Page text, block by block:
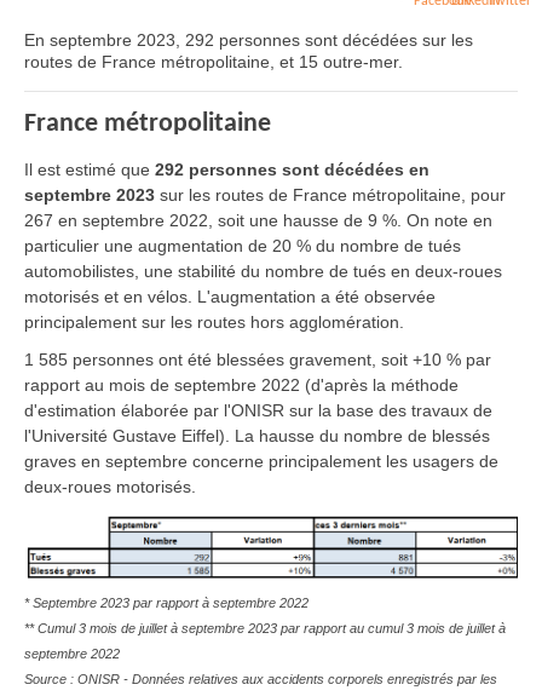
En septembre 2023, 292 personnes sont décédées sur les
routes de France métropolitaine, et 15 outre-mer.
France métropolitaine
Il est estimé que 292 personnes sont décédées en
septembre 2023 sur les routes de France métropolitaine, pour
267 en septembre 2022, soit une hausse de 9 %. On note en
particulier une augmentation de 20 % du nombre de tués
automobilistes, une stabilité du nombre de tués en deux-roues
motorisés et en vélos. L'augmentation a été observée
principalement sur les routes hors agglomération.
1 585 personnes ont été blessées gravement, soit +10 % par
rapport au mois de septembre 2022 (d'après la méthode
d'estimation élaborée par l'ONISR sur la base des travaux de
l'Université Gustave Eiffel). La hausse du nombre de blessés
graves en septembre concerne principalement les usagers de
deux-roues motorisés.
* Septembre 2023 par rapport à septembre 2022
** Cumul 3 mois de juillet à septembre 2023 par rapport au cumul 3 mois de juillet à
septembre 2022
Source : ONISR - Données relatives aux accidents corporels enregistrés par les